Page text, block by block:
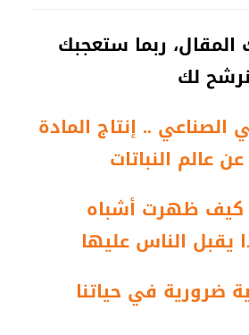
ربما ستعجبك
لك
الصناعي .. إنتاج المادة
عالم النباتات
كيف ظهرت أشباه
يقبل الناس عليها
ضرورية في حياتنا